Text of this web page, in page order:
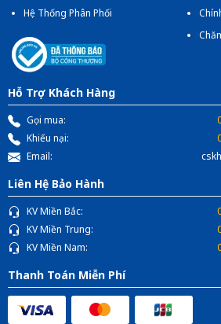
Hệ Thống Phân Phối
Hỗ Trợ Khách Hàng
Gọi mua:
Khiếu nại:
Email:
Liên Hệ Bảo Hành
KV Miền Bắc:
KV Miền Trung:
KV Miền Nam:
Thanh Toán Miễn Phí